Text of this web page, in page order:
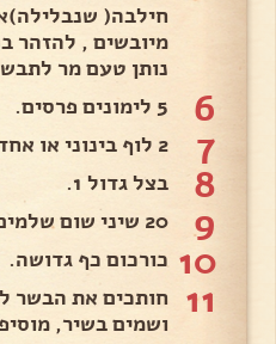
חילבה(
מיובשים , להזהר
נותן טעם מר
6 5 לימונים פרסים.
7 2 לוף בינוני או אחד גדול.
8 בצל גדול 1.
9 20 שיני שום שלמים.
10 כורכום כף גדושה.
11
חותכים את הבשר
ושמים בשיר,